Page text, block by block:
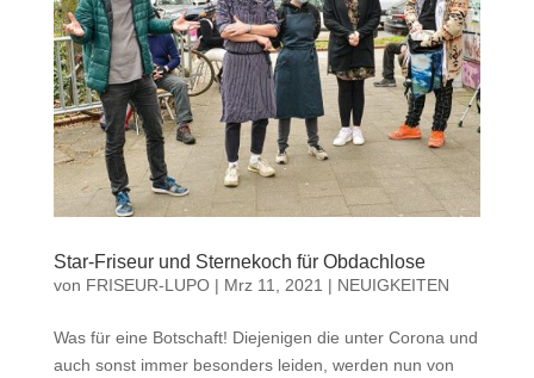
Star-Friseur und Sternekoch für Obdachlose
von FRISEUR-LUPO| Mrz 11, 2021 | NEUIGKEITEN
Was für eine Botschaft! Diejenigen die unter Corona und
auch sonst immer besonders leiden, werden nun von